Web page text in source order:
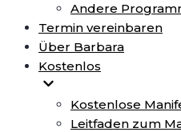
Andere
Termin vereinbaren
Über Barbara
Kostenlos
Kostenlose
Leitfaden zum